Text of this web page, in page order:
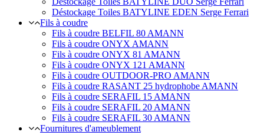
Déstockage Toiles BATYLINE EDEN Serge Ferrari
Fils à coudre
Fils à coudre BELFIL 80 AMANN
Fils à coudre ONYX AMANN
Fils à coudre ONYX 81 AMANN
Fils à coudre ONYX 121 AMANN
Fils à coudre OUTDOOR-PRO AMANN
Fils à coudre RASANT 25 hydrophobe AMANN
Fils à coudre SERAFIL 15 AMANN
Fils à coudre SERAFIL 20 AMANN
Fils à coudre SERAFIL 30 AMANN
Fournitures d'ameublement